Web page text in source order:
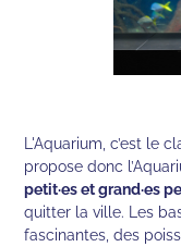
L'Aquarium, c’est le
propose donc
petit·es et grand·es
quitter la ville. Les
fascinantes, des